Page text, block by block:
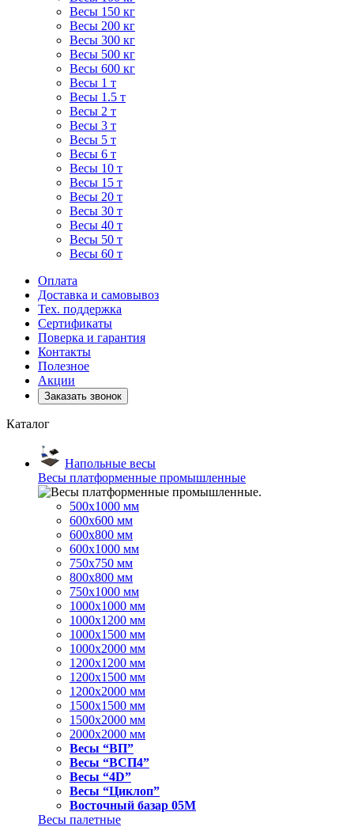
Весы 150 кг
Весы 200 кг
Весы 300 кг
Весы 500 кг
Весы 600 кг
Весы 1 т
Весы 1.5 т
Весы 2 т
Весы 3 т
Весы 5 т
Весы 6 т
Весы 10 т
Весы 15 т
Весы 20 т
Весы 30 т
Весы 40 т
Весы 50 т
Весы 60 т
Оплата
Доставка и самовывоз
Тех. поддержка
Сертификаты
Поверка и гарантия
Контакты
Полезное
Акции
Заказать звонок
Каталог
Напольные весы
Весы платформенные промышленные
500x1000 мм
600x600 мм
600x800 мм
600x1000 мм
750x750 мм
800x800 мм
750x1000 мм
1000x1000 мм
1000x1200 мм
1000x1500 мм
1000x2000 мм
1200x1200 мм
1200x1500 мм
1200x2000 мм
1500x1500 мм
1500x2000 мм
2000x2000 мм
Весы “ВП”
Весы “ВСП4”
Весы “4D”
Весы “Циклоп”
Восточный базар 05M
Весы палетные